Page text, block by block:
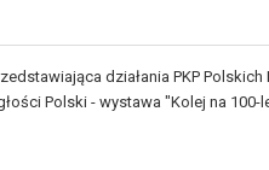
działania PKP
Polski - wystawa "Kolej na 100-